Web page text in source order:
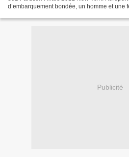
d’embarquement bondée, un homme et une
Publicité